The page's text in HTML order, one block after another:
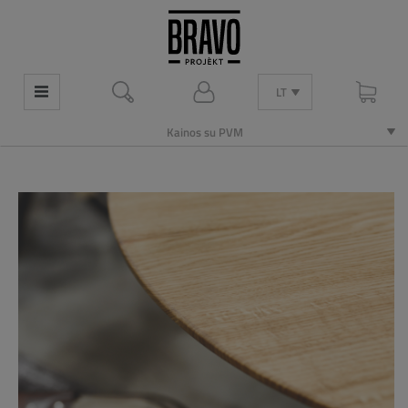
LT
Kainos su PVM